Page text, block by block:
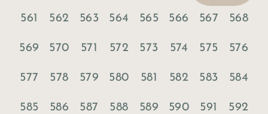
561 562 563 564 565 566 567 568
569 570 571 572 573 574 575 576
577 578 579 580 581 582 583 584
585 586 587 588 589 590 591 592